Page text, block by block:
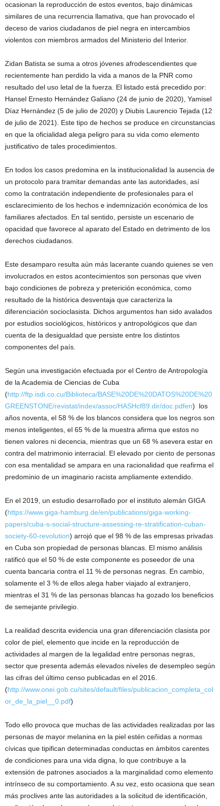
ocasionan la reproducción de estos eventos, bajo dinámicas
similares de una recurrencia llamativa, que han provocado el
deceso de varios ciudadanos de piel negra en intercambios
violentos con miembros armados del Ministerio del Interior.
Zidan Batista se suma a otros jóvenes afrodescendientes que
recientemente han perdido la vida a manos de la PNR como
resultado del uso letal de la fuerza. El listado está precedido por:
Hansel Ernesto Hernández Galiano (24 de junio de 2020), Yamisel
Díaz Hernández (5 de julio de 2020) y Diubis Laurencio Tejada (12
de julio de 2021). Este tipo de hechos se produce en circunstancias
en que la oficialidad alega peligro para su vida como elemento
justificativo de tales procedimientos.
En todos los casos predomina en la institucionalidad la ausencia de
un protocolo para tramitar demandas ante las autoridades, así
como la contratación independiente de profesionales para el
esclarecimiento de los hechos e indemnización económica de los
familiares afectados. En tal sentido, persiste un escenario de
opacidad que favorece al aparato del Estado en detrimento de los
derechos ciudadanos.
Este desamparo resulta aún más lacerante cuando quienes se ven
involucrados en estos acontecimientos son personas que viven
bajo condiciones de pobreza y preterición económica, como
resultado de la histórica desventaja que caracteriza la
diferenciación socioclasista. Dichos argumentos han sido avalados
por estudios sociológicos, históricos y antropológicos que dan
cuenta de la desigualdad que persiste entre los distintos
componentes del país.
Según una investigación efectuada por el Centro de Antropología
de la Academia de Ciencias de Cuba
(http://ftp.isdi.co.cu/Biblioteca/BASE%20DE%20DATOS%20DE%20
GREENSTONE/revistat/index/assoc/HASHcf89.dir/doc.pdfen) los
años noventa, el 58 % de los blancos considera que los negros son
menos inteligentes, el 65 % de la muestra afirma que estos no
tienen valores ni decencia, mientras que un 68 % asevera estar en
contra del matrimonio interracial. El elevado por ciento de personas
con esa mentalidad se ampara en una racionalidad que reafirma el
predominio de un imaginario racista ampliamente extendido.
En el 2019, un estudio desarrollado por el instituto alemán GIGA
(https://www.giga-hamburg.de/en/publications/giga-working-
papers/cuba-s-social-structure-assessing-re-stratification-cuban-
society-60-revolution) arrojó que el 98 % de las empresas privadas
en Cuba son propiedad de personas blancas. El mismo análisis
ratificó que el 50 % de este componente es poseedor de una
cuenta bancaria contra el 11 % de personas negras. En cambio,
solamente el 3 % de ellos alega haber viajado al extranjero,
mientras el 31 % de las personas blancas ha gozado los beneficios
de semejante privilegio.
La realidad descrita evidencia una gran diferenciación clasista por
color de piel, elemento que incide en la reproducción de
actividades al margen de la legalidad entre personas negras,
sector que presenta además elevados niveles de desempleo según
las cifras del último censo publicadas en el 2016.
(http://www.onei.gob.cu/sites/default/files/publicacion_completa_col
or_de_la_piel__0.pdf)
Todo ello provoca que muchas de las actividades realizadas por las
personas de mayor melanina en la piel estén ceñidas a normas
cívicas que tipifican determinadas conductas en ámbitos carentes
de condiciones para una vida digna, lo que contribuye a la
extensión de patrones asociados a la marginalidad como elemento
intrínseco de su comportamiento. A su vez, esto ocasiona que sean
más proclives ante las autoridades a la solicitud de identificación,